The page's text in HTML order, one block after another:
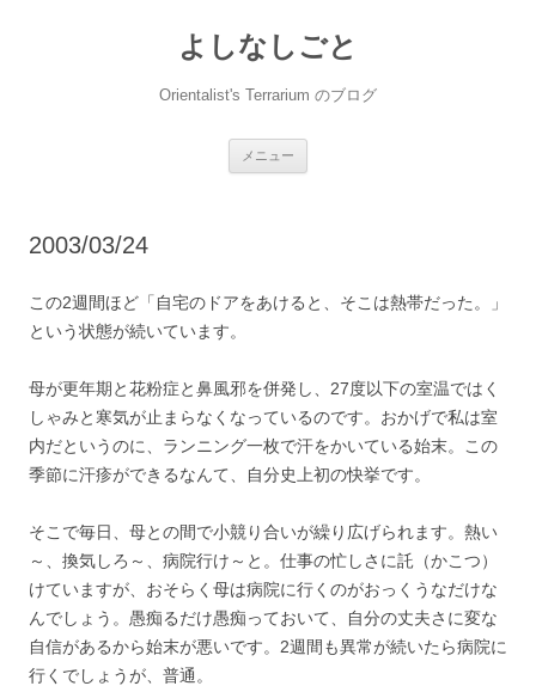
よしなしごと
Orientalist's Terrarium のブログ
メニュー
2003/03/24
この2週間ほど「自宅のドアをあけると、そこは熱帯だった。」
という状態が続いています。
母が更年期と花粉症と鼻風邪を併発し、27度以下の室温ではく
しゃみと寒気が止まらなくなっているのです。おかげで私は室
内だというのに、ランニング一枚で汗をかいている始末。この
季節に汗疹ができるなんて、自分史上初の快挙です。
そこで毎日、母との間で小競り合いが繰り広げられます。熱い
～、換気しろ～、病院行け～と。仕事の忙しさに託（かこつ）
けていますが、おそらく母は病院に行くのがおっくうなだけな
んでしょう。愚痴るだけ愚痴っておいて、自分の丈夫さに変な
自信があるから始末が悪いです。2週間も異常が続いたら病院に
行くでしょうが、普通。